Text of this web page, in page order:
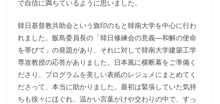
で自信に満ちているように思いました。
韓日基督教共助会という旗印のもと韓南大学を中心に行わ
れました。飯島委員長の「韓日修練会の意義―和解の使命
を帯びて」の発題があり、それに対して韓南大学建築工学
専攻教授の応答がありました。日本風に横断幕をご準備く
ださり、プログラムを美しい表紙のレジュメにまとめてく
ださって、本当に助かりました。最初は緊張していた気持
ちも徐々にほぐれ、温かい言葉がけや交わりの中で、すっ